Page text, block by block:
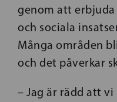
genom att
och sociala
Många områden
och det påverkar
– Jag är rädd att